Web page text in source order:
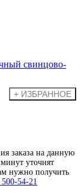
заказа на данную
уточнят
нужно получить
54-21